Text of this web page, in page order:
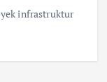
infrastruktur